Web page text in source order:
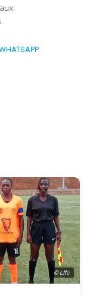
© Lffc